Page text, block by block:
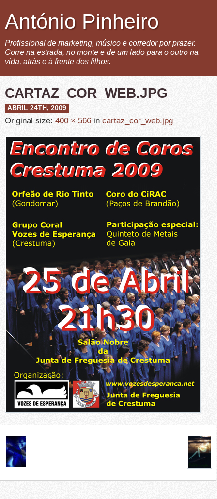
António Pinheiro
Profissional de marketing, músico e corredor por prazer.
Corre na estrada, no monte e de um lado para o outro na
vida, atrás e à frente dos filhos.
CARTAZ_COR_WEB.JPG
ABRIL 24TH, 2009
Original size: 400 × 566 in cartaz_cor_web.jpg